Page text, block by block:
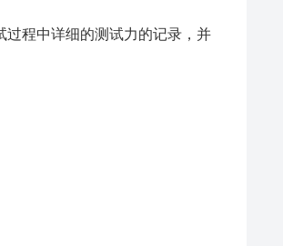
过程中详细的测试力的记录，并